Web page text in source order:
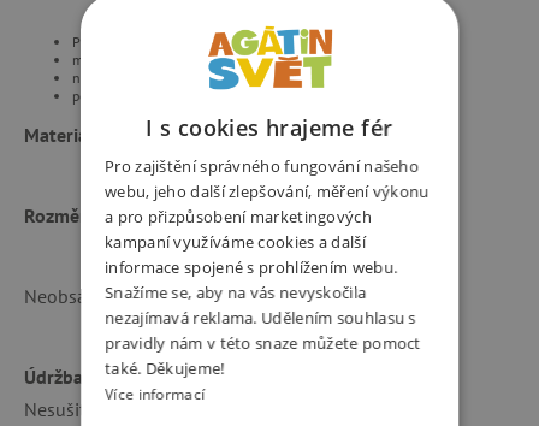
Pro děti od 2 do 4 let
možné prát v pračce, rychloschnoucí
nastavitelná velikost kolem krku a zápěstí
poutko pro zavěšení na batoh, kočárek nebo tašku
Materiál: 100% polyester, vnější strana potažena PU
Rozměry:560 mm x 1030 mm (rozloženo)
Neobsahuje BPA, ftaláty a PVC
Údržba:
Lze prát v pračce na 30°C na šetrný program.
Nesušit v sušičce!
I s cookies hrajeme fér
Pro zajištění správného fungování našeho
webu, jeho další zlepšování, měření výkonu
a pro přizpůsobení marketingových
kampaní využíváme cookies a další
informace spojené s prohlížením webu.
Snažíme se, aby na vás nevyskočila
nezajímavá reklama. Udělením souhlasu s
pravidly nám v této snaze můžete pomoct
také. Děkujeme!
Více informací